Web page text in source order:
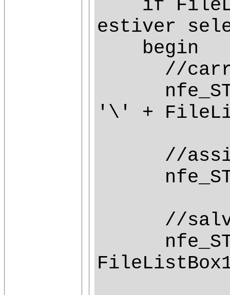
if
estiver
begin
//
'\' +
//
//salva